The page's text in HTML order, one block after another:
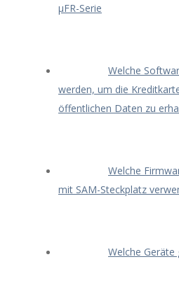
μFR-Serie
Welche
werden, um die
öffentlichen Daten zu
Welche
mit SAM-Steckplatz
Welche Geräte